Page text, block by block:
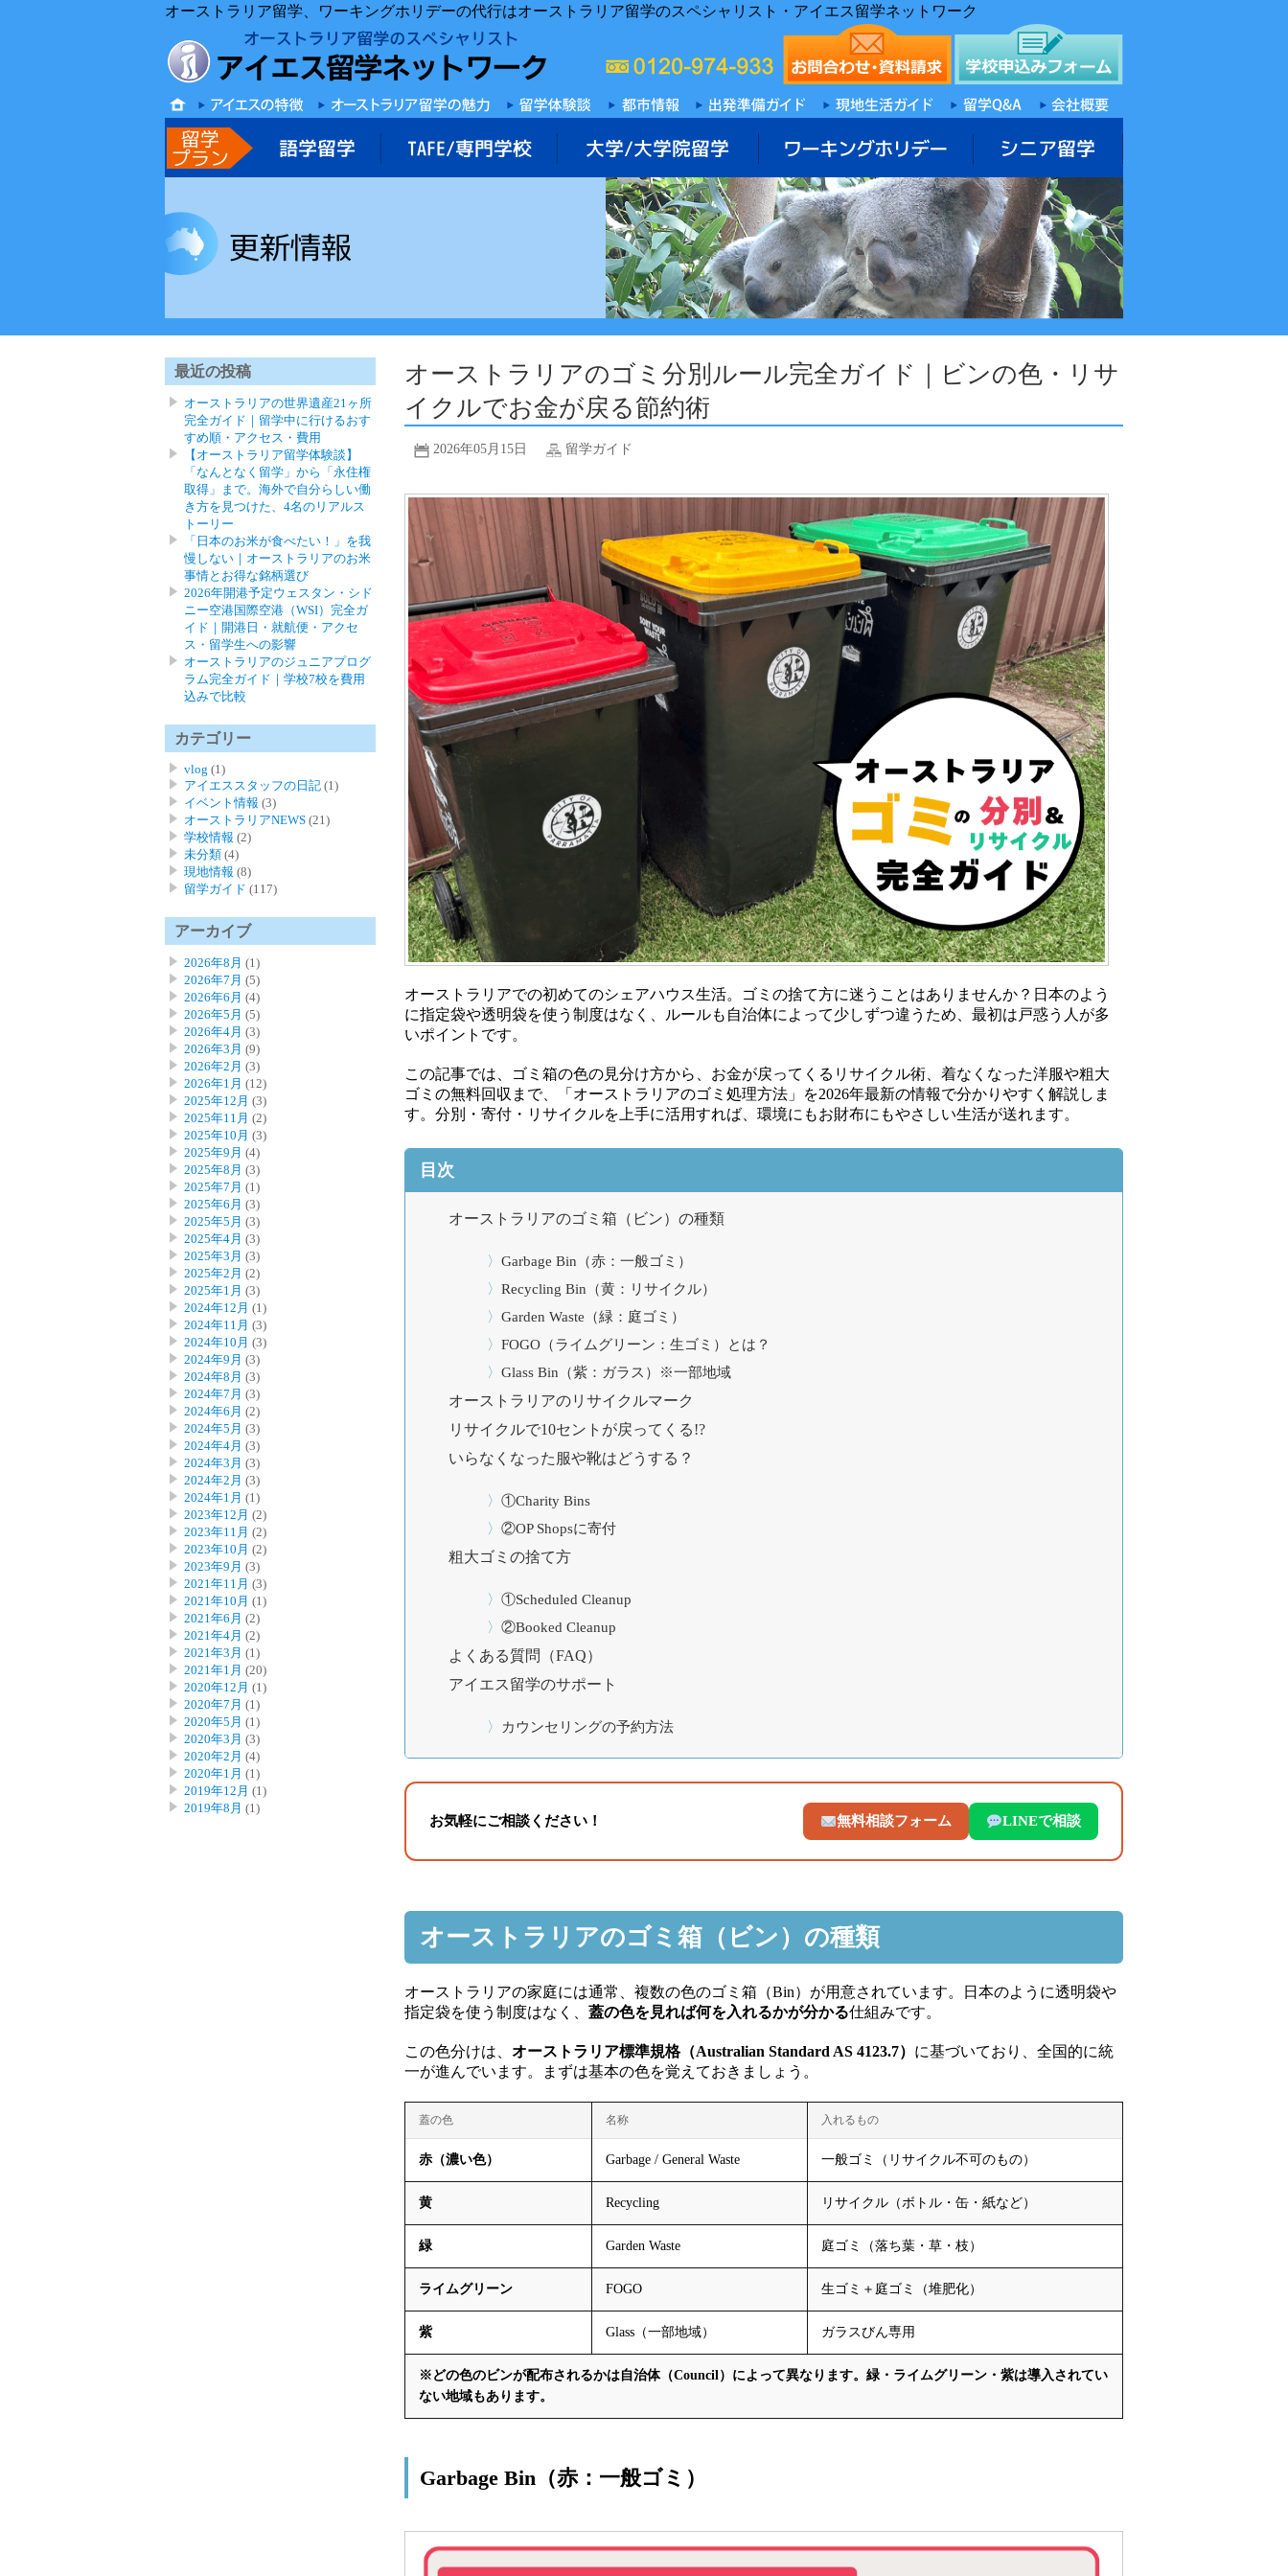
オーストラリア留学、ワーキングホリデーの代行はオーストラリア留学のスペシャリスト・アイエス留学ネットワーク
オーストラリアのゴミ分別ルール完全ガイド｜ビンの色・リサ
イクルでお金が戻る節約術
2026年05月15日 留学ガイド
オーストラリアでの初めてのシェアハウス生活。ゴミの捨て方に迷うことはありませんか？日本のよう
に指定袋や透明袋を使う制度はなく、ルールも自治体によって少しずつ違うため、最初は戸惑う人が多
いポイントです。
この記事では、ゴミ箱の色の見分け方から、お金が戻ってくるリサイクル術、着なくなった洋服や粗大
ゴミの無料回収まで、「オーストラリアのゴミ処理方法」を2026年最新の情報で分かりやすく解説しま
す。分別・寄付・リサイクルを上手に活用すれば、環境にもお財布にもやさしい生活が送れます。
目次
オーストラリアのゴミ箱（ビン）の種類
Garbage Bin（赤：一般ゴミ）
Recycling Bin（黄：リサイクル）
Garden Waste（緑：庭ゴミ）
FOGO（ライムグリーン：生ゴミ）とは？
Glass Bin（紫：ガラス）※一部地域
オーストラリアのリサイクルマーク
リサイクルで10セントが戻ってくる!?
いらなくなった服や靴はどうする？
①Charity Bins
②OP Shopsに寄付
粗大ゴミの捨て方
①Scheduled Cleanup
②Booked Cleanup
よくある質問（FAQ）
アイエス留学のサポート
カウンセリングの予約方法
お気軽にご相談ください！ 無料相談フォーム LINEで相談
オーストラリアのゴミ箱（ビン）の種類
オーストラリアの家庭には通常、複数の色のゴミ箱（Bin）が用意されています。日本のように透明袋や
指定袋を使う制度はなく、 蓋の色を見れば何を入れるかが分かる仕組みです。
この色分けは、 オーストラリア標準規格（Australian Standard AS 4123.7） に基づいており、全国的に統
一が進んでいます。まずは基本の色を覚えておきましょう。
蓋の色 名称 入れるもの
赤（濃い色） Garbage / General Waste 一般ゴミ（リサイクル不可のもの）
黄 Recycling リサイクル（ボトル・缶・紙など）
緑 Garden Waste 庭ゴミ（落ち葉・草・枝）
ライムグリーン FOGO 生ゴミ＋庭ゴミ（堆肥化）
紫 Glass（一部地域） ガラスびん専用
※どの色のビンが配布されるかは自治体（Council）によって異なります。緑・ライムグリーン・紫は導入されてい
ない地域もあります。
Garbage Bin（赤：一般ゴミ）
最近の投稿
オーストラリアの世界遺産21ヶ所
完全ガイド｜留学中に行けるおす
すめ順・アクセス・費用
【オーストラリア留学体験談】
「なんとなく留学」から「永住権
取得」まで。海外で自分らしい働
き方を見つけた、4名のリアルス
トーリー
「日本のお米が食べたい！」を我
慢しない｜オーストラリアのお米
事情とお得な銘柄選び
2026年開港予定ウェスタン・シド
ニー空港国際空港（WSI）完全ガ
イド｜開港日・就航便・アクセ
ス・留学生への影響
オーストラリアのジュニアプログ
ラム完全ガイド｜学校7校を費用
込みで比較
カテゴリー
vlog (1)
アイエススタッフの日記 (1)
イベント情報 (3)
オーストラリアNEWS (21)
学校情報 (2)
未分類 (4)
現地情報 (8)
留学ガイド (117)
アーカイブ
2026年8月 (1)
2026年7月 (5)
2026年6月 (4)
2026年5月 (5)
2026年4月 (3)
2026年3月 (9)
2026年2月 (3)
2026年1月 (12)
2025年12月 (3)
2025年11月 (2)
2025年10月 (3)
2025年9月 (4)
2025年8月 (3)
2025年7月 (1)
2025年6月 (3)
2025年5月 (3)
2025年4月 (3)
2025年3月 (3)
2025年2月 (2)
2025年1月 (3)
2024年12月 (1)
2024年11月 (3)
2024年10月 (3)
2024年9月 (3)
2024年8月 (3)
2024年7月 (3)
2024年6月 (2)
2024年5月 (3)
2024年4月 (3)
2024年3月 (3)
2024年2月 (3)
2024年1月 (1)
2023年12月 (2)
2023年11月 (2)
2023年10月 (2)
2023年9月 (3)
2021年11月 (3)
2021年10月 (1)
2021年6月 (2)
2021年4月 (2)
2021年3月 (1)
2021年1月 (20)
2020年12月 (1)
2020年7月 (1)
2020年5月 (1)
2020年3月 (3)
2020年2月 (4)
2020年1月 (1)
2019年12月 (1)
2019年8月 (1)